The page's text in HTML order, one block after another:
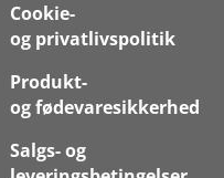
Cookie-
og privatlivspolitik
Produkt-
og fødevaresikkerhed
Salgs- og